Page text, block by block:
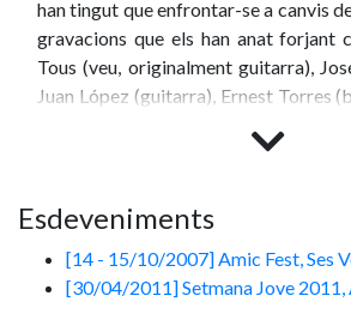
han tingut que enfrontar-se a canvis
gravacions que els han anat forjant
Tous (veu, originalment guitarra),
Juan López (guitarra), Ernest Torres
un treball que no sé si definir com
notable, sinó parir un conjunt de
variades, que tant poden reflectir
Esdeveniments
[14 - 15/10/2007] Amic Fest, Ses
[30/04/2011] Setmana Jove